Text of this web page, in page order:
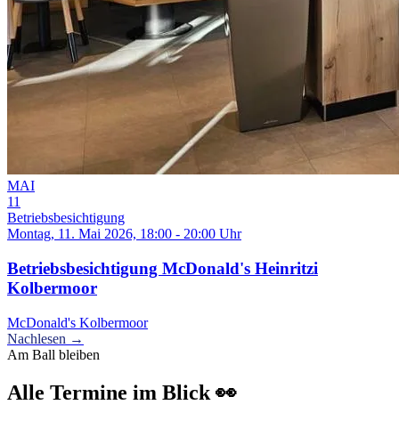
MAI
11
Betriebsbesichtigung
Montag, 11. Mai 2026, 18:00 - 20:00 Uhr
Betriebsbesichtigung McDonald's Heinritzi
Kolbermoor
McDonald's Kolbermoor
Nachlesen →
Am Ball bleiben
Alle Termine im Blick 👀